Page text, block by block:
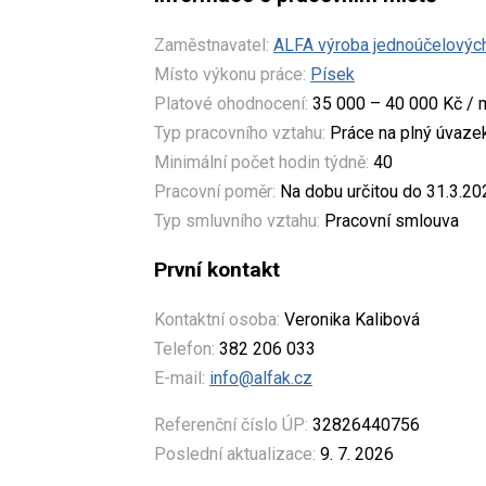
Zaměstnavatel: ALFA výroba
Místo výkonu práce: Písek
Platové ohodnocení: 35 000 – 40 000 Kč /
Typ pracovního vztahu: Práce na plný
Minimální počet hodin týdně: 40
Pracovní poměr: Na dobu určitou do
Typ smluvního vztahu: Pracovní smlouva
První kontakt
Kontaktní osoba: Veronika Kalibová
Telefon: 382 206 033
E-mail: info@alfak.cz
Referenční číslo ÚP: 32826440756
Poslední aktualizace: 9. 7. 2026